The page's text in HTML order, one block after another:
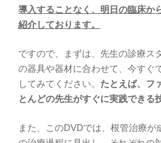
導入することなく、明日の臨床か
紹介しております。
ですので、まずは、先生の診療ス
の器具や器材に合わせて、今すぐ
してみてください。 たとえば、フ
とんどの先生がすぐに実践できる
また、このDVDでは、根管治療が